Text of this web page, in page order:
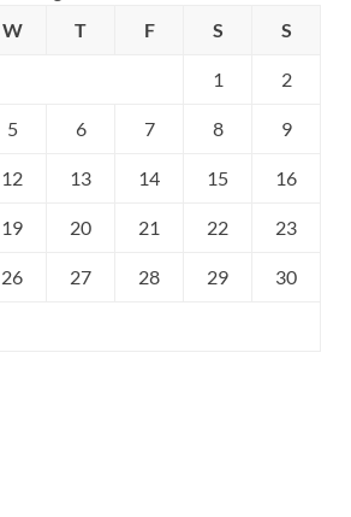
W T F S S
1 2
5 6 7 8 9
12 13 14 15 16
19 20 21 22 23
26 27 28 29 30